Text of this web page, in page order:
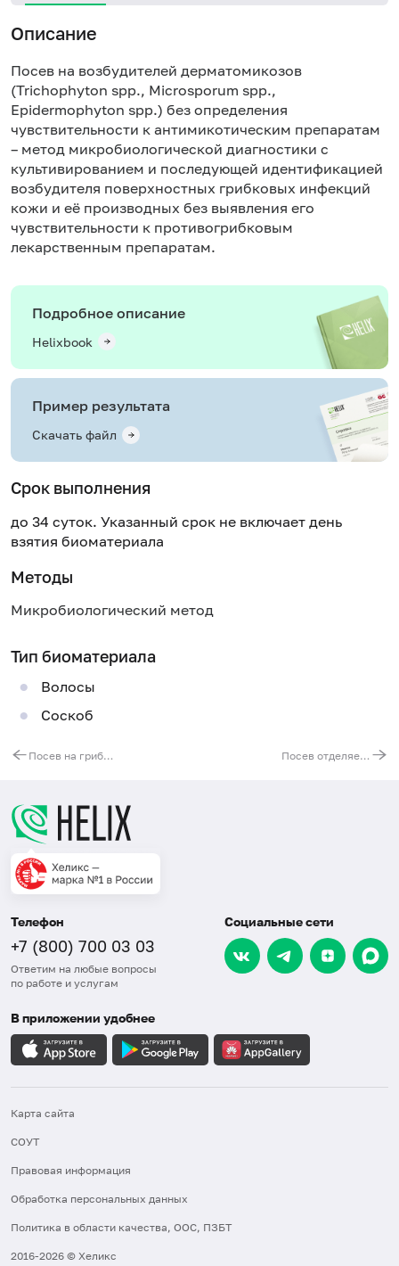
Описание
Посев на возбудителей дерматомикозов
(Trichophyton spp., Microsporum spp.,
Epidermophyton spp.) без определения
чувствительности к антимикотическим препаратам
– метод микробиологической диагностики с
культивированием и последующей идентификацией
возбудителя поверхностных грибковых инфекций
кожи и её производных без выявления его
чувствительности к противогрибковым
лекарственным препаратам.
Подробное описание
Helixbook
Пример результата
Скачать файл
Срок выполнения
до 34 суток. Указанный срок не включает день
взятия биоматериала
Методы
Микробиологический метод
Тип биоматериала
Волосы
Соскоб
Посев на грибы родов Candida, Aspergillus, Cryptococcus с подбором антимикотических препаратов для кандиды (Candida spp.) (мазки различных локализаций) Посев отделяемого раны на аэробную и факультативно-анаэробную флору
Телефон
+7 (800) 700 03 03
Ответим на любые вопросы
по работе и услугам
Социальные сети
В приложении удобнее
Карта сайта
СОУТ
Правовая информация
Обработка персональных данных
Политика в области качества, ООС, ПЗБТ
2016-2026 © Хеликс